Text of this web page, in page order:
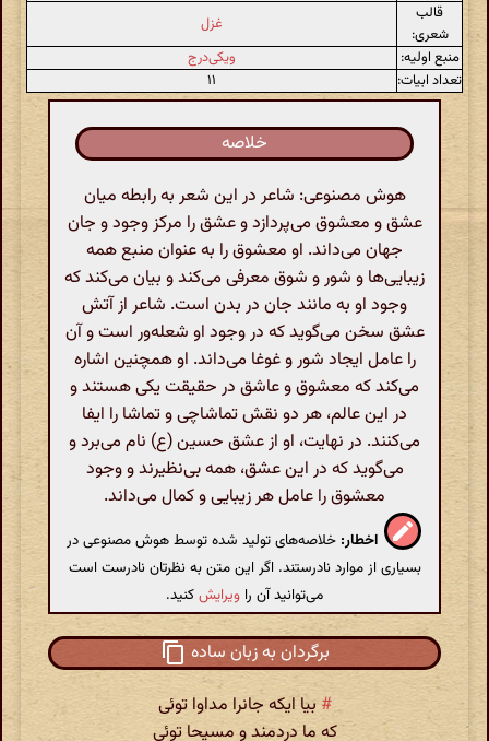
قالب
شعری:
غزل
منبع اولیه:
ویکی‌درج
تعداد ابیات:
۱۱
خلاصه
هوش مصنوعی: شاعر در این شعر به رابطه میان
عشق و معشوق می‌پردازد و عشق را مرکز وجود و جان
جهان می‌داند. او معشوق را به عنوان منبع همه
زیبایی‌ها و شور و شوق معرفی می‌کند و بیان می‌کند که
وجود او به مانند جان در بدن است. شاعر از آتش
عشق سخن می‌گوید که در وجود او شعله‌ور است و آن
را عامل ایجاد شور و غوغا می‌داند. او همچنین اشاره
می‌کند که معشوق و عاشق در حقیقت یکی هستند و
در این عالم، هر دو نقش تماشاچی و تماشا را ایفا
می‌کنند. در نهایت، او از عشق حسین (ع) نام می‌برد و
می‌گوید که در این عشق، همه بی‌نظیرند و وجود
معشوق را عامل هر زیبایی و کمال می‌داند.
اخطار: خلاصه‌های تولید شده توسط هوش مصنوعی در
بسیاری از موارد نادرستند. اگر این متن به نظرتان نادرست است
می‌توانید آن را ویرایشکنید.
برگردان به زبان ساده
# بیا ایکه جانرا مداوا توئی
که ما دردمند و مسیحا توئی